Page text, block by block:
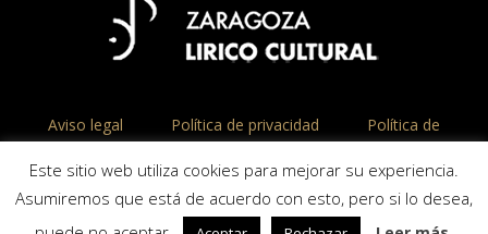
Aviso legal Política de privacidad
Política de
© Asociación Zaragoza Lírico Cultural ASLC
Este sitio web utiliza cookies para mejorar su experiencia.
Asumiremos que está de acuerdo con esto, pero si lo desea,